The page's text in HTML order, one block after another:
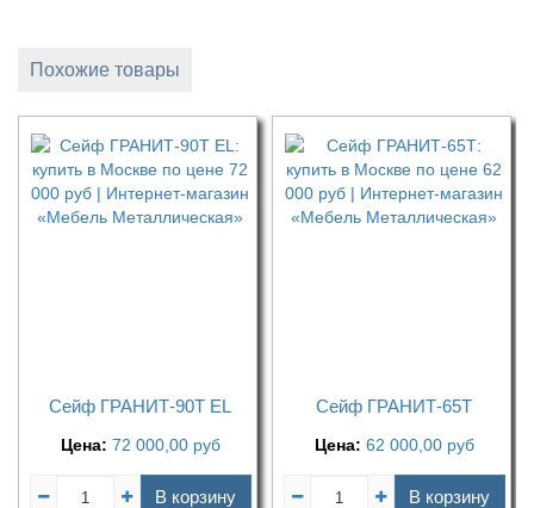
Похожие товары
Сейф ГРАНИТ-90Т EL
Цена: 72 000,00 руб
В корзину
Сейф ГРАНИТ-65Т
Цена: 62 000,00 руб
В корзину